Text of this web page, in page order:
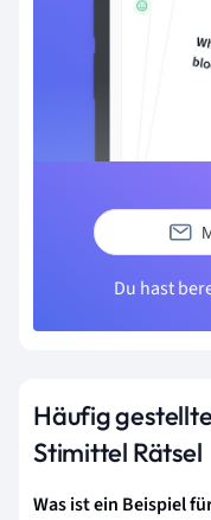
Du hast
Häufig
Stimittel Rätsel
Was ist ein Beispiel